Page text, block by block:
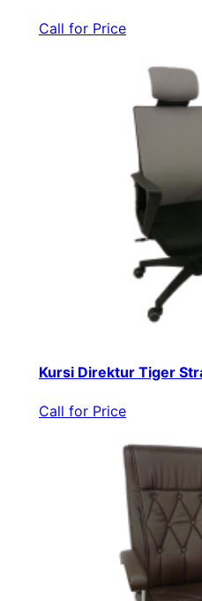
Call for Price
Kursi Direktur Tiger
Call for Price